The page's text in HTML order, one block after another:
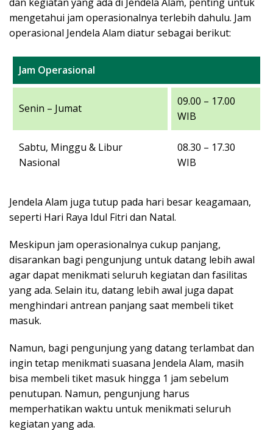
dan kegiatan yang ada di Jendela Alam, penting untuk
mengetahui jam operasionalnya terlebih dahulu. Jam
operasional Jendela Alam diatur sebagai berikut:
Jam Operasional
Senin – Jumat
09.00 – 17.00
WIB
Sabtu, Minggu & Libur
Nasional
08.30 – 17.30
WIB
Jendela Alam juga tutup pada hari besar keagamaan,
seperti Hari Raya Idul Fitri dan Natal.
Meskipun jam operasionalnya cukup panjang,
disarankan bagi pengunjung untuk datang lebih awal
agar dapat menikmati seluruh kegiatan dan fasilitas
yang ada. Selain itu, datang lebih awal juga dapat
menghindari antrean panjang saat membeli tiket
masuk.
Namun, bagi pengunjung yang datang terlambat dan
ingin tetap menikmati suasana Jendela Alam, masih
bisa membeli tiket masuk hingga 1 jam sebelum
penutupan. Namun, pengunjung harus
memperhatikan waktu untuk menikmati seluruh
kegiatan yang ada.